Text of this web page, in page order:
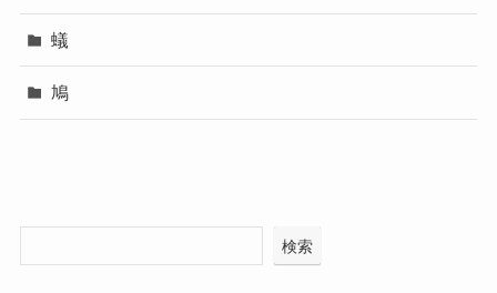
蟻
鳩
検索